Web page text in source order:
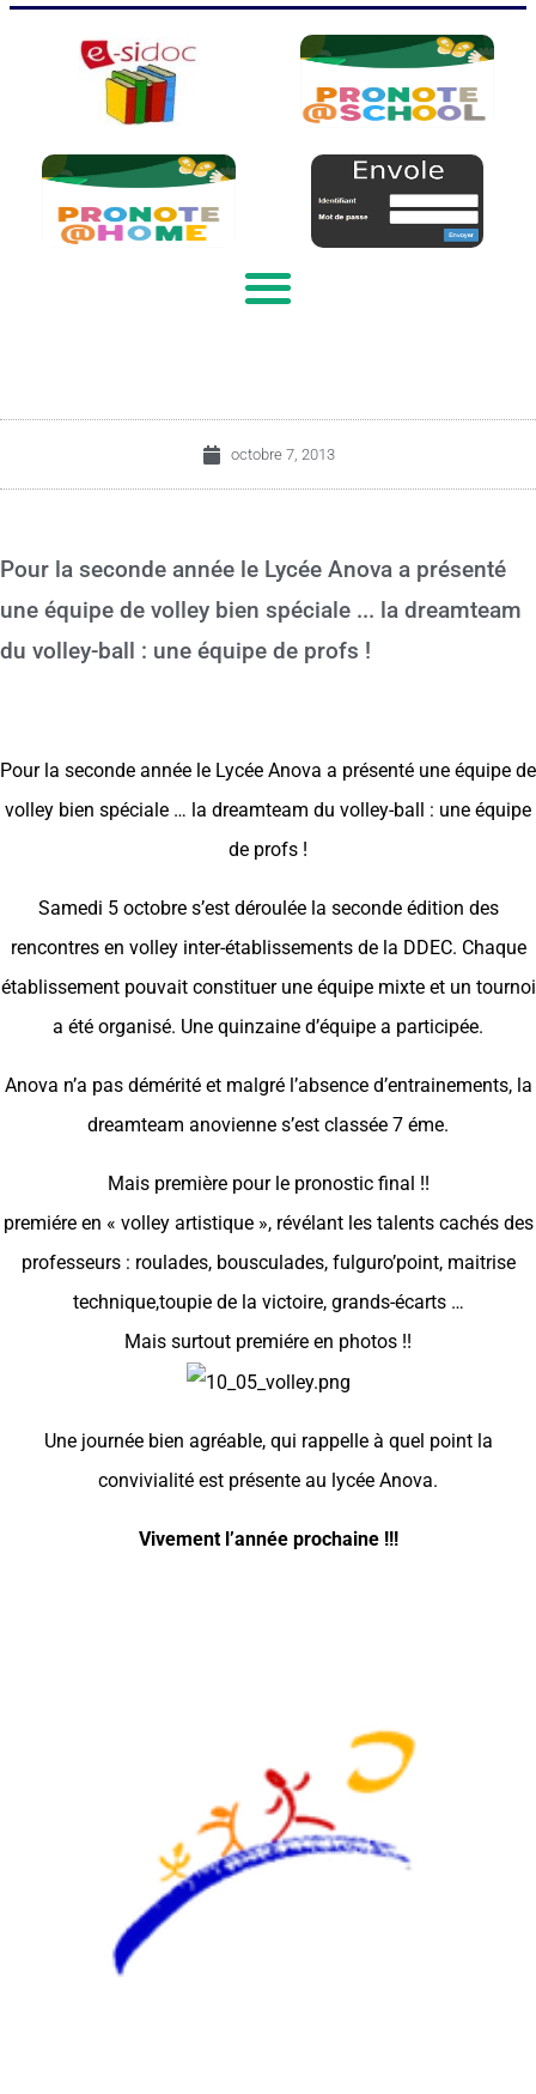
octobre 7, 2013
Pour la seconde année le Lycée Anova a présenté
une équipe de volley bien spéciale ... la dreamteam
du volley-ball : une équipe de profs !
Pour la seconde année le Lycée Anova a présenté une équipe de
volley bien spéciale … la dreamteam du volley-ball : une équipe
de profs !
Samedi 5 octobre s’est déroulée la seconde édition des
rencontres en volley inter-établissements de la DDEC. Chaque
établissement pouvait constituer une équipe mixte et un tournoi
a été organisé. Une quinzaine d’équipe a participée.
Anova n’a pas démérité et malgré l’absence d’entrainements, la
dreamteam anovienne s’est classée 7 éme.
Mais première pour le pronostic final !!
premiére en « volley artistique », révélant les talents cachés des
professeurs : roulades, bousculades, fulguro’point, maitrise
technique,toupie de la victoire, grands-écarts …
Mais surtout premiére en photos !!
Une journée bien agréable, qui rappelle à quel point la
convivialité est présente au lycée Anova.
Vivement l’année prochaine !!!